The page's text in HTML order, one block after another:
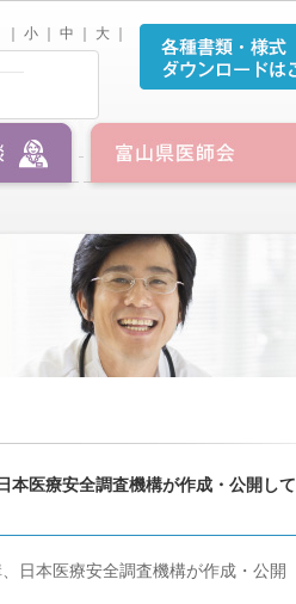
小 中 大
本医療安全調査機構が作成・公開して
日本医療安全調査機構が作成・公開